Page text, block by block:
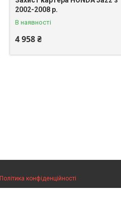
2002-2008 р.
В наявності
4 958 ₴
Політика конфіденційності